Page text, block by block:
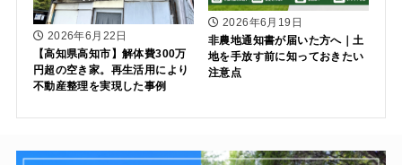
2026年6月22日
【高知県高知市】解体費300万
円超の空き家。再生活用により
不動産整理を実現した事例
2026年6月19日
非農地通知書が届いた方へ｜土
地を手放す前に知っておきたい
注意点